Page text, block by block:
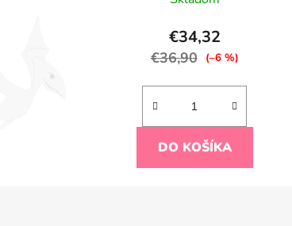
€34,32
€36,90 (–6 %)
DO KOŠÍKA